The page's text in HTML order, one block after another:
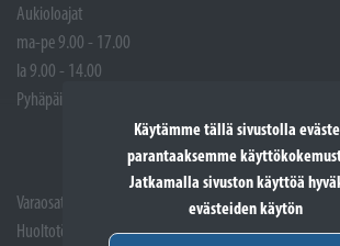
Käytämme tällä sivustolla
parantaaksemme
Jatkamalla sivuston käyttöä
evästeiden käytön
Aukioloajat
ma-pe 9.00 - 17.00
la 9.00 - 14.00
Pyhäpäivät suljettuna
Varaosat: (02) 721 1407
Huoltotöiden vastaanotto: 02 7211405